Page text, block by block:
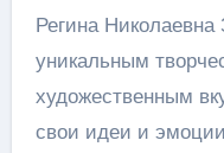
Регина
уникальным
художественным
свои идеи и